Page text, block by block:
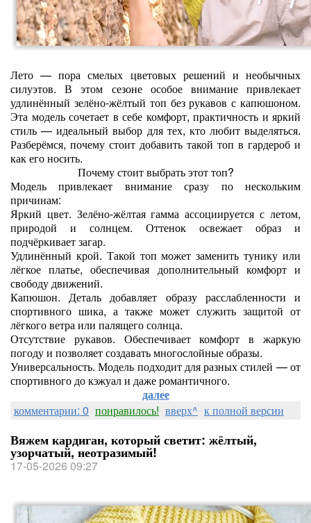
Лето — пора смелых цветовых решений и необычных
силуэтов. В этом сезоне особое внимание привлекает
удлинённый зелёно‑жёлтый топ без рукавов с капюшоном.
Эта модель сочетает в себе комфорт, практичность и яркий
стиль — идеальный выбор для тех, кто любит выделяться.
Разберёмся, почему стоит добавить такой топ в гардероб и
как его носить.
Почему стоит выбрать этот топ?
Модель привлекает внимание сразу по нескольким
причинам:
Яркий цвет. Зелёно‑жёлтая гамма ассоциируется с летом,
природой и солнцем. Оттенок освежает образ и
подчёркивает загар.
Удлинённый крой. Такой топ может заменить тунику или
лёгкое платье, обеспечивая дополнительный комфорт и
свободу движений.
Капюшон. Деталь добавляет образу расслабленности и
спортивного шика, а также может служить защитой от
лёгкого ветра или палящего солнца.
Отсутствие рукавов. Обеспечивает комфорт в жаркую
погоду и позволяет создавать многослойные образы.
Универсальность. Модель подходит для разных стилей — от
спортивного до кэжуал и даже романтичного.
далее
комментарии: 0 понравилось! вверх^ к полной версии
Вяжем кардиган, который светит: жёлтый,
узорчатый, неотразимый!
17-05-2026 09:27